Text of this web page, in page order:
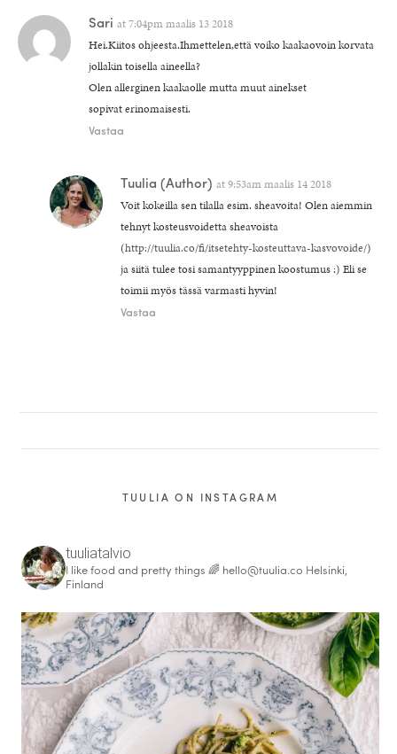
Sari at7:04pm maalis 13 2018
Hei.Kiitos ohjeesta.Ihmettelen,että voiko kaakaovoin korvata
jollakin toisella aineella?
Olen allerginen kaakaolle mutta muut ainekset
sopivat erinomaisesti.
Vastaa
Tuulia (Author) at9:53am maalis 14 2018
Voit kokeilla sen tilalla esim. sheavoita! Olen aiemmin
tehnyt kosteusvoidetta sheavoista
(http://tuulia.co/fi/itsetehty-kosteuttava-kasvovoide/)
ja siitä tulee tosi samantyyppinen koostumus :) Eli se
toimii myös tässä varmasti hyvin!
Vastaa
TUULIA ON INSTAGRAM
tuuliatalvio
I like food and pretty things 🌈 hello@tuulia.co Helsinki,
Finland